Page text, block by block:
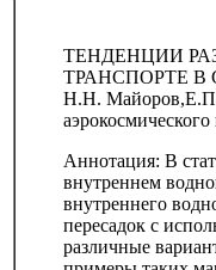
ТЕНДЕНЦИИ
ТРАНСПОРТЕ В
Н.Н. Майоров,Е.П.
Аннотация: В
внутреннем
внутреннего
пересадок с
различные